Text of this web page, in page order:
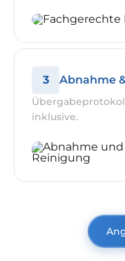
3 Abnahme
inklusive.